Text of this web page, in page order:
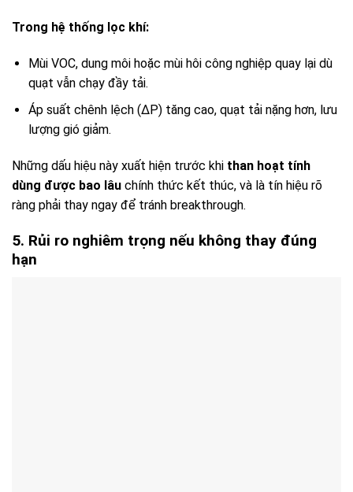
Trong hệ thống lọc khí:
Mùi VOC, dung môi hoặc mùi hôi công nghiệp quay lại dù
quạt vẫn chạy đầy tải.
Áp suất chênh lệch (ΔP) tăng cao, quạt tải nặng hơn, lưu
lượng gió giảm.
Những dấu hiệu này xuất hiện trước khi than hoạt tính
dùng được bao lâu chính thức kết thúc, và là tín hiệu rõ
ràng phải thay ngay để tránh breakthrough.
5. Rủi ro nghiêm trọng nếu không thay đúng
hạn